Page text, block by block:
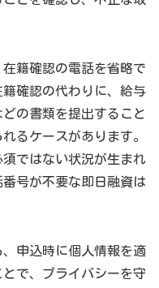
籍確認の電話を省略で
確認の代わりに、給与
の書類を提出すること
るケースがあります。
ではない状況が生まれ
号が不要な即日融資は
申込時に個人情報を適
で、プライバシーを守